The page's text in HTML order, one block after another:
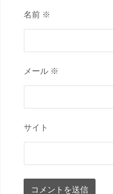
名前 ※
メール ※
サイト